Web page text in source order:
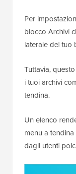
Per
blocco Archivi
laterale del tuo
Tuttavia,
i tuoi archivi
tendina.
Un elenco
menu a
dagli utenti